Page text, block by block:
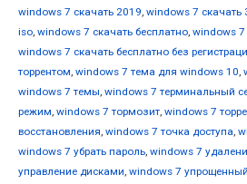
windows 7 скачать 2019, windows 7 скачать
iso, windows 7 скачать бесплатно, windows 7
windows 7 скачать бесплатно без
торрентом, windows 7 тема для windows 10,
windows 7 темы, windows 7 терминальный
режим, windows 7 тормозит, windows 7
восстановления, windows 7 точка доступа,
windows 7 убрать пароль, windows 7
управление дисками, windows 7